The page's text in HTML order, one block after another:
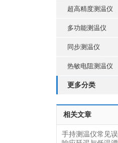
超高精度测温仪
多功能测温仪
同步测温仪
热敏电阻测温仪
更多分类
相关文章
手持测温仪常见